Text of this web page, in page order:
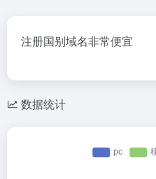
注册国别域名非常便宜
数据统计